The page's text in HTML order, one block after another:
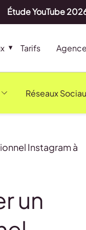
Étude YouTube
Tarifs
Réseaux
Instagram à
un